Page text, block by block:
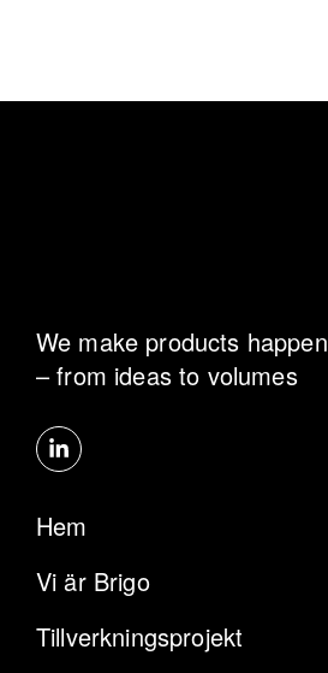
We make products happen
– from ideas to volumes
Hem
Vi är Brigo
Tillverkningsprojekt